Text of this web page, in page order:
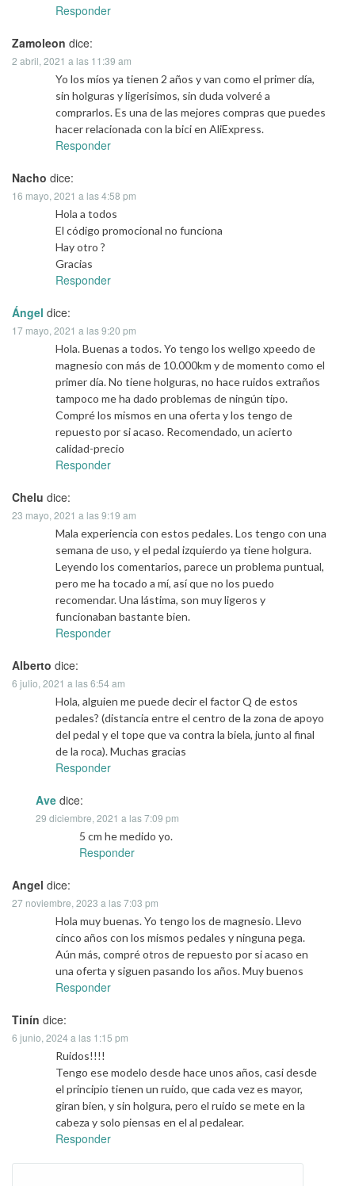
Responder
Zamoleon dice:
2 abril, 2021 a las 11:39 am
Yo los míos ya tienen 2 años y van como el primer día,
sin holguras y ligerisimos, sin duda volveré a
comprarlos. Es una de las mejores compras que puedes
hacer relacionada con la bici en AliExpress.
Responder
Nacho dice:
16 mayo, 2021 a las 4:58 pm
Hola a todos
El código promocional no funciona
Hay otro ?
Gracias
Responder
Ángel dice:
17 mayo, 2021 a las 9:20 pm
Hola. Buenas a todos. Yo tengo los wellgo xpeedo de
magnesio con más de 10.000km y de momento como el
primer día. No tiene holguras, no hace ruidos extraños
tampoco me ha dado problemas de ningún tipo.
Compré los mismos en una oferta y los tengo de
repuesto por si acaso. Recomendado, un acierto
calidad-precio
Responder
Chelu dice:
23 mayo, 2021 a las 9:19 am
Mala experiencia con estos pedales. Los tengo con una
semana de uso, y el pedal izquierdo ya tiene holgura.
Leyendo los comentarios, parece un problema puntual,
pero me ha tocado a mí, así que no los puedo
recomendar. Una lástima, son muy ligeros y
funcionaban bastante bien.
Responder
Alberto dice:
6 julio, 2021 a las 6:54 am
Hola, alguien me puede decir el factor Q de estos
pedales? (distancia entre el centro de la zona de apoyo
del pedal y el tope que va contra la biela, junto al final
de la roca). Muchas gracias
Responder
Ave dice:
29 diciembre, 2021 a las 7:09 pm
5 cm he medido yo.
Responder
Angel dice:
27 noviembre, 2023 a las 7:03 pm
Hola muy buenas. Yo tengo los de magnesio. Llevo
cinco años con los mismos pedales y ninguna pega.
Aún más, compré otros de repuesto por si acaso en
una oferta y siguen pasando los años. Muy buenos
Responder
Tinín dice:
6 junio, 2024 a las 1:15 pm
Ruidos!!!!
Tengo ese modelo desde hace unos años, casi desde
el principio tienen un ruido, que cada vez es mayor,
giran bien, y sin holgura, pero el ruido se mete en la
cabeza y solo piensas en el al pedalear.
Responder